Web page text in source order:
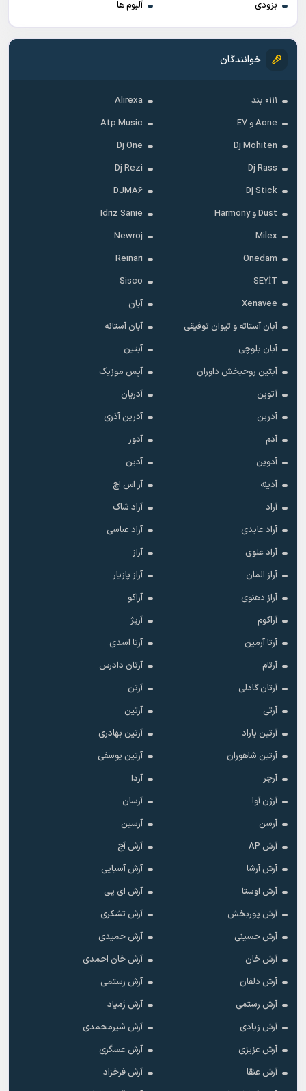
بزودی آلبوم ها
خوانندگان
۰۱۱۱ بند
Alirexa
Aone و E7
Atp Music
Dj Mohiten
Dj One
Dj Rass
Dj Rezi
Dj Stick
DJMA6
Dust و Harmony
Idriz Sanie
Milex
Newroj
Onedam
Reinari
SEYİT
Sisco
Xenavee
آبان
آبان آستاته و تیوان توفیقی
آبان آستانه
آبان بلوچی
آبتین
آبتین روحبخش داوران
آپس موزیک
آتوین
آدریان
آدرین
آدرین آذری
آدم
آدور
آدوین
آدین
آدینه
آر اس اچ
آراد
آراد شاک
آراد عابدی
آراد عباسی
آراد علوی
آراز
آراز المان
آراز پازیار
آراز دهنوی
آراکو
آراکوم
آرپژ
آرتا آرمین
آرتا اسدی
آرتام
آرتان دادرس
آرتان گادلی
آرتن
آرتی
آرتین
آرتین باراد
آرتین بهادری
آرتین شاهوران
آرتین یوسفی
آرچر
آردا
آرژن آوا
آرسان
آرسن
آرسین
آرش AP
آرش آج
آرش آرشا
آرش آسیایی
آرش اوستا
آرش ای پی
آرش پوربخش
آرش تشکری
آرش حسینی
آرش حمیدی
آرش خان
آرش خان احمدی
آرش دلفان
آرش رستمى
آرش رستمی
آرش زَمیاد
آرش زیادی
آرش شیرمحمدی
آرش عزیزی
آرش عسگری
آرش عنقا
آرش فرخزاد